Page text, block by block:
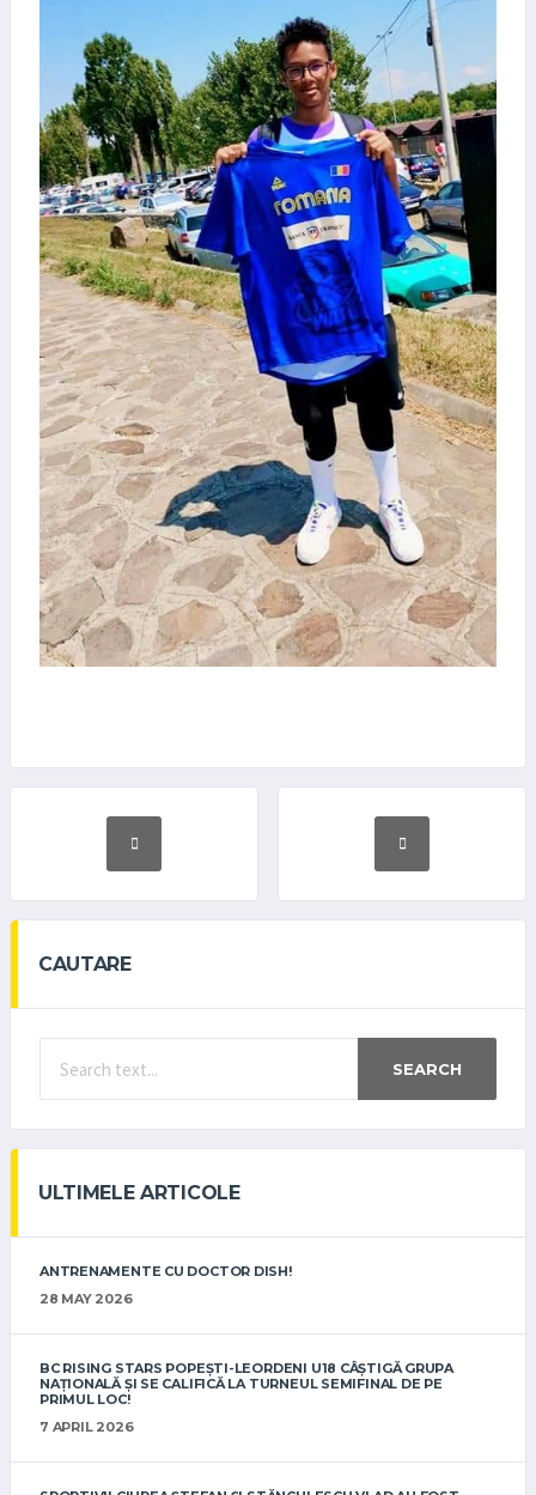
CAUTARE
SEARCH
ULTIMELE ARTICOLE
ANTRENAMENTE CU DOCTOR DISH!
28 MAY 2026
BC RISING STARS POPEȘTI-LEORDENI U18 CÂȘTIGĂ GRUPA
NAȚIONALĂ ȘI SE CALIFICĂ LA TURNEUL SEMIFINAL DE PE
PRIMUL LOC!
7 APRIL 2026